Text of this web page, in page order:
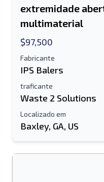
extremidade
multimaterial
$97,500
Fabricante
IPS Balers
traficante
Waste 2 Solutions
Localizado em
Baxley, GA, US